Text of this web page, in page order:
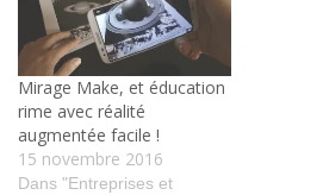
Mirage Make, et éducation
rime avec réalité
augmentée facile !
15 novembre 2016
Dans "Entreprises et